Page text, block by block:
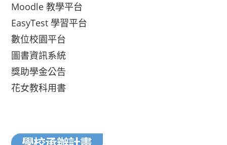
Moodle 教學平台
EasyTest 學習平台
數位校園平台
圖書資訊系統
獎助學金公告
花女教科用書